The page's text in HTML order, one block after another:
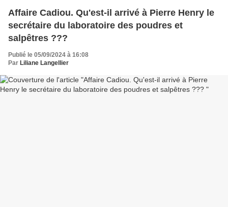
Affaire Cadiou. Qu'est-il arrivé à Pierre Henry le
secrétaire du laboratoire des poudres et
salpêtres ???
Publié le 05/09/2024 à 16:08
Par Liliane Langellier